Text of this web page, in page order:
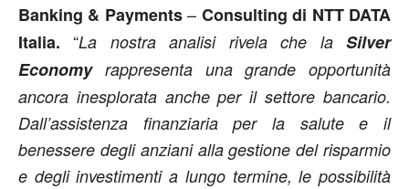
Banking & Payments– Consulting di NTT DATA
Italia. “La nostra analisi rivela che laSilver
Economyrappresenta una grande opportunità
ancora inesplorata anche per il settore bancario.
Dall’assistenza finanziaria per la salute e il
benessere degli anziani alla gestione del risparmio
e degli investimenti a lungo termine, le possibilità